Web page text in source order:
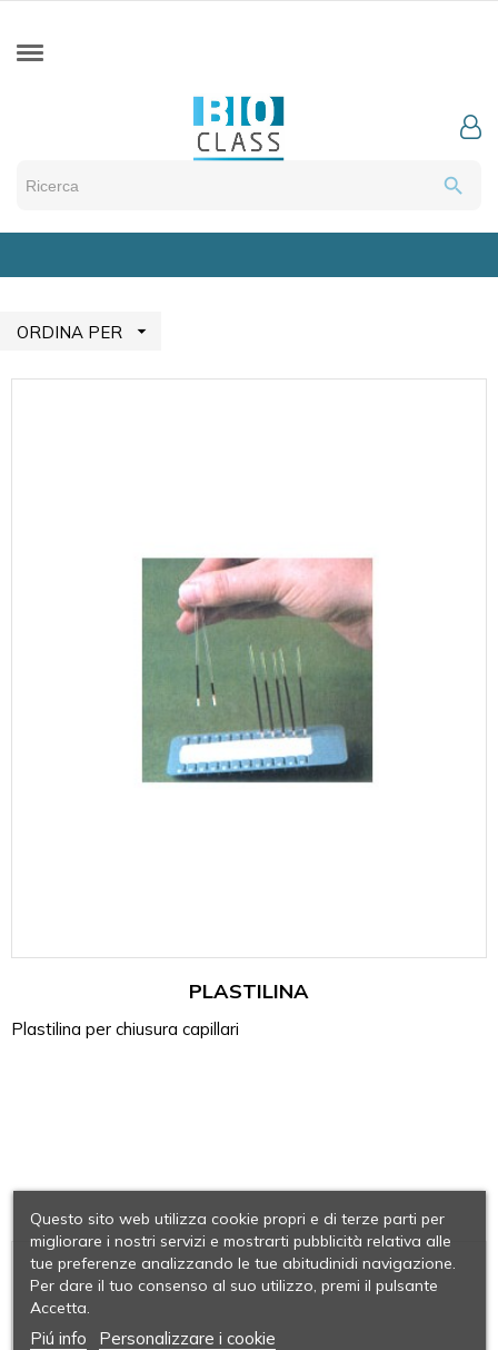
search
ORDINA PER 
PLASTILINA
Plastilina per chiusura capillari
Questo sito web utilizza cookie propri e di terze parti per
migliorare i nostri servizi e mostrarti pubblicità relativa alle
tue preferenze analizzando le tue abitudinidi navigazione.
Per dare il tuo consenso al suo utilizzo, premi il pulsante
Accetta.
Piú info Personalizzare i cookie